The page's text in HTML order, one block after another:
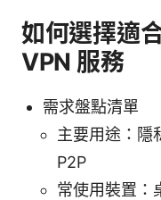
如何選擇適
VPN 服務
需求盤點清單
主要用途：隱
P2P
常使用裝置：